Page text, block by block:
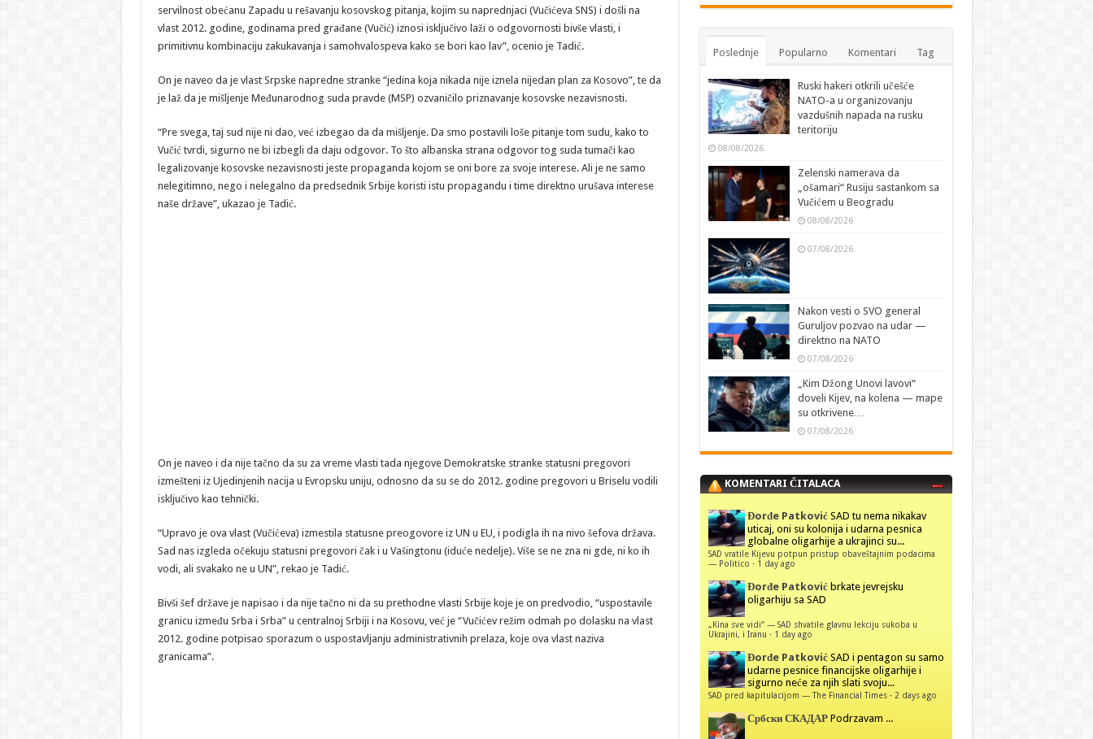
servilnost obećanu Zapadu u rešavanju kosovskog pitanja, kojim su naprednjaci (Vučićeva SNS) i došli na
vlast 2012. godine, godinama pred građane (Vučić) iznosi isključivo laži o odgovornosti bivše vlasti, i
primitivnu kombinaciju zakukavanja i samohvalospeva kako se bori kao lav”, ocenio je Tadić.
On je naveo da je vlast Srpske napredne stranke “jedina koja nikada nije iznela nijedan plan za Kosovo”, te da
je laž da je mišljenje Međunarodnog suda pravde (MSP) ozvaničilo priznavanje kosovske nezavisnosti.
“Pre svega, taj sud nije ni dao, već izbegao da da mišljenje. Da smo postavili loše pitanje tom sudu, kako to
Vučić tvrdi, sigurno ne bi izbegli da daju odgovor. To što albanska strana odgovor tog suda tumači kao
legalizovanje kosovske nezavisnosti jeste propaganda kojom se oni bore za svoje interese. Ali je ne samo
nelegitimno, nego i nelegalno da predsednik Srbije koristi istu propagandu i time direktno urušava interese
naše države”, ukazao je Tadić.
On je naveo i da nije tačno da su za vreme vlasti tada njegove Demokratske stranke statusni pregovori
izmešteni iz Ujedinjenih nacija u Evropsku uniju, odnosno da su se do 2012. godine pregovori u Briselu vodili
isključivo kao tehnički.
“Upravo je ova vlast (Vučićeva) izmestila statusne preogovore iz UN u EU, i podigla ih na nivo šefova država.
Sad nas izgleda očekuju statusni pregovori čak i u Vašingtonu (iduće nedelje). Više se ne zna ni gde, ni ko ih
vodi, ali svakako ne u UN”, rekao je Tadić.
Bivši šef države je napisao i da nije tačno ni da su prethodne vlasti Srbije koje je on predvodio, “uspostavile
granicu između Srba i Srba” u centralnoj Srbiji i na Kosovu, već je “Vučićev režim odmah po dolasku na vlast
2012. godine potpisao sporazum o uspostavljanju administrativnih prelaza, koje ova vlast naziva
granicama”.
Poslednje Popularno Komentari Tag
Ruski hakeri otkrili učešće
NATO-a u organizovanju
vazdušnih napada na rusku
teritoriju
08/08/2026
Zelenski namerava da
„ošamari“ Rusiju sastankom sa
Vučićem u Beogradu
08/08/2026
07/08/2026
Nakon vesti o SVO general
Guruljov pozvao na udar —
direktno na NATO
07/08/2026
„Kim Džong Unovi lavovi“
doveli Kijev, na kolena — mape
su otkrivene…
07/08/2026
KOMENTARI ČITALACA
Đorđe Patković SAD tu nema nikakav
uticaj, oni su kolonija i udarna pesnica
globalne oligarhije a ukrajinci su...
SAD vratile Kijevu potpun pristup obaveštajnim podacima
— Politico · 1 day ago
Đorđe Patković brkate jevrejsku
oligarhiju sa SAD
„Kina sve vidi“ — SAD shvatile glavnu lekciju sukoba u
Ukrajini, i Iranu · 1 day ago
Đorđe Patković SAD i pentagon su samo
udarne pesnice financijske oligarhije i
sigurno neće za njih slati svoju...
SAD pred kapitulacijom — The Financial Times· 2 days ago
Србски СКАДАР Podrzavam ...